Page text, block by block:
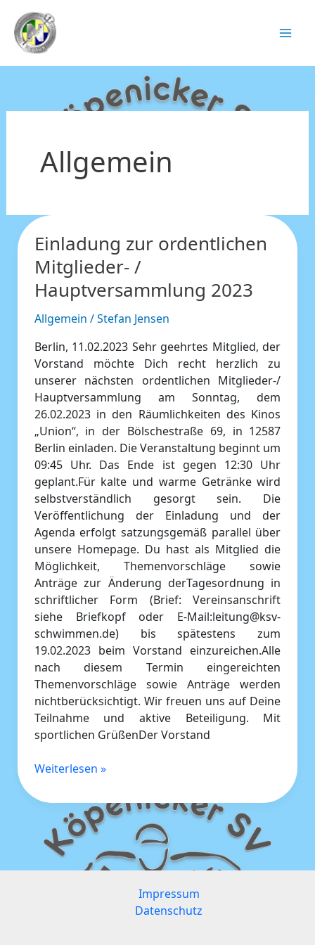
Inhalt
springen
Allgemein
Einladung zur ordentlichen
Mitglieder- /
Hauptversammlung 2023
Allgemein /Stefan Jensen
Berlin, 11.02.2023 Sehr geehrtes Mitglied, der
Vorstand möchte Dich recht herzlich zu
unserer nächsten ordentlichen Mitglieder-/
Hauptversammlung am Sonntag, dem
26.02.2023 in den Räumlichkeiten des Kinos
„Union“, in der Bölschestraße 69, in 12587
Berlin einladen. Die Veranstaltung beginnt um
09:45 Uhr. Das Ende ist gegen 12:30 Uhr
geplant.Für kalte und warme Getränke wird
selbstverständlich gesorgt sein. Die
Veröffentlichung der Einladung und der
Agenda erfolgt satzungsgemäß parallel über
unsere Homepage. Du hast als Mitglied die
Möglichkeit, Themenvorschläge sowie
Anträge zur Änderung derTagesordnung in
schriftlicher Form (Brief: Vereinsanschrift
siehe Briefkopf oder E-Mail:leitung@ksv-
schwimmen.de) bis spätestens zum
19.02.2023 beim Vorstand einzureichen.Alle
nach diesem Termin eingereichten
Themenvorschläge sowie Anträge werden
nichtberücksichtigt. Wir freuen uns auf Deine
Teilnahme und aktive Beteiligung. Mit
sportlichen GrüßenDer Vorstand
Einladung
ordentlichen
Mitglieder-
Hauptversammlung
2023
Weiterlesen »
Impressum
Datenschutz